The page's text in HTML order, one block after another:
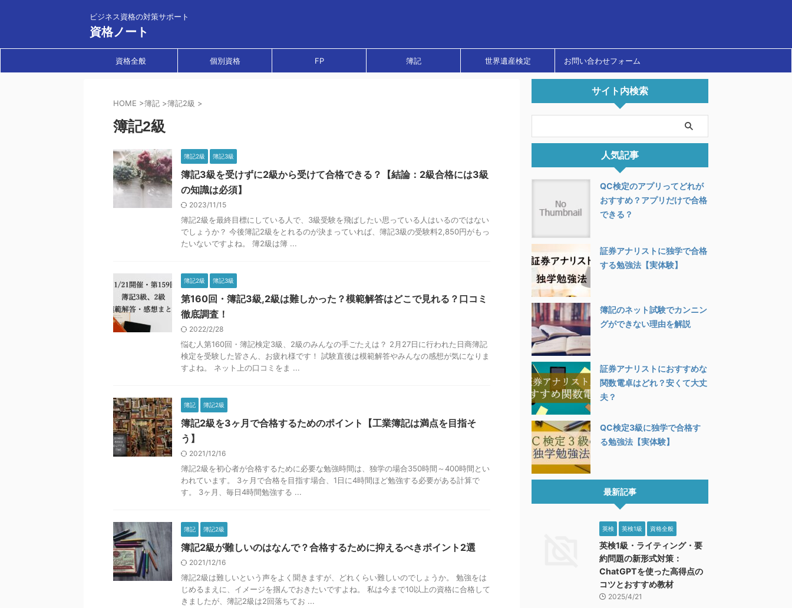
ビジネス資格の対策サポート
資格ノート
資格全般 個別資格 FP 簿記 世界遺産検定 お問い合わせフォーム
HOME >簿記 >簿記2級 >
簿記2級
簿記2級 簿記3級
簿記3級を受けずに2級から受けて合格できる？【結論：2級合格には3級
の知識は必須】
2023/11/15
簿記2級を最終目標にしている人で、3級受験を飛ばしたい思っている人はいるのではない
でしょうか？ 今後簿記2級をとれるのが決まっていれば、簿記3級の受験料2,850円がもっ
たいないですよね。 簿2級は簿 ...
簿記2級 簿記3級
第160回・簿記3級,2級は難しかった？模範解答はどこで見れる？口コミ
徹底調査！
2022/2/28
悩む人第160回・簿記検定3級、2級のみんなの手ごたえは？ 2月27日に行われた日商簿記
検定を受験した皆さん、お疲れ様です！ 試験直後は模範解答やみんなの感想が気になりま
すよね。 ネット上の口コミをま ...
簿記 簿記2級
簿記2級を3ヶ月で合格するためのポイント【工業簿記は満点を目指そ
う】
2021/12/16
簿記2級を初心者が合格するために必要な勉強時間は、独学の場合350時間～400時間とい
われています。 3ヶ月で合格を目指す場合、1日に4時間ほど勉強する必要がある計算で
す。 3ヶ月、毎日4時間勉強する ...
簿記 簿記2級
簿記2級が難しいのはなんで？合格するために抑えるべきポイント2選
2021/12/16
簿記2級は難しいという声をよく聞きますが、どれくらい難しいのでしょうか。 勉強をは
じめるまえに、イメージを掴んでおきたいですよね。 私は今まで10以上の資格に合格して
きましたが、簿記2級は2回落ちてお ...
サイト内検索
人気記事
QC検定のアプリってどれが
おすすめ？アプリだけで合格
できる？
証券アナリストに独学で合格
する勉強法【実体験】
簿記のネット試験でカンニン
グができない理由を解説
証券アナリストにおすすめな
関数電卓はどれ？安くて大丈
夫？
QC検定3級に独学で合格す
る勉強法【実体験】
最新記事
英検 英検1級 資格全般
英検1級・ライティング・要
約問題の新形式対策：
ChatGPTを使った高得点の
コツとおすすめ教材
2025/4/21